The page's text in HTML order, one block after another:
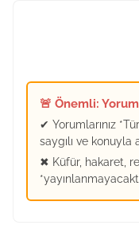
🚨 Önemli:
✔ Yorumlarınız
saygılı ve konuyla
✖ Küfür, hakaret,